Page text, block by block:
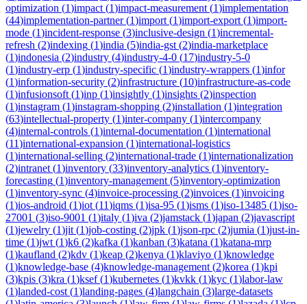
optimization (1)impact (1)impact-measurement (1)implementation
(44)implementation-partner(1)import (1)import-export (1)import-
mode (1)incident-response (3)inclusive-design (1)incremental-
refresh (2)indexing (1)india (5)india-gst (2)india-marketplace
(1)indonesia (2)industry (4)industry-4-0 (17)industry-5-0
(1)industry-erp (1)industry-specific (1)industry-wrappers (1)infor
(1)information-security (2)infrastructure (10)infrastructure-as-code
(1)infusionsoft (1)inp (1)insightly (1)insights (2)inspection
(1)instagram (1)instagram-shopping (2)installation (1)integration
(63)intellectual-property (1)inter-company (1)intercompany
(4)internal-controls (1)internal-documentation (1)international
(11)international-expansion (1)international-logistics
(1)international-selling (2)international-trade (1)internationalization
(2)intranet (1)inventory (33)inventory-analytics (1)inventory-
forecasting (1)inventory-management (5)inventory-optimization
(1)inventory-sync (4)invoice-processing (2)invoices (1)invoicing
(1)ios-android (1)iot (11)iqms (1)isa-95 (1)isms (1)iso-13485 (1)iso-
27001 (3)iso-9001 (1)italy (1)iva (2)jamstack (1)japan (2)javascript
(1)jewelry (1)jit (1)job-costing (2)jpk (1)json-rpc (2)jumia (1)just-in-
time (1)jwt (1)k6 (2)kafka (1)kanban (3)katana (1)katana-mrp
(1)kaufland (2)kdv (1)keap (2)kenya (1)klaviyo (1)knowledge
(1)knowledge-base (4)knowledge-management (2)korea (1)kpi
(3)kpis (3)kra (1)ksef(1)kubernetes (1)kvkk (1)kyc (1)labor-law
(1)landed-cost (1)landing-pages (4)langchain (3)large-datasets